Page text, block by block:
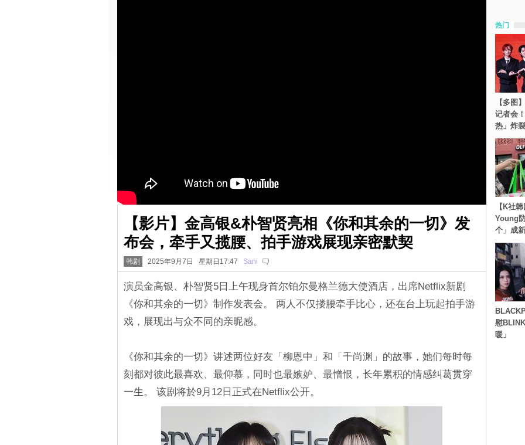
【影片】金高银&朴智贤亮相《你和其余的一切》发
布会，牵手又揽腰、拍手游戏展现亲密默契
韩剧 2025年9月7日 星期日17:47 Sani
演员金高银、朴智贤5日上午现身首尔铂尔曼格兰德大使酒店，出席Netflix新剧
《你和其余的一切》制作发表会。 两人不仅搂腰牵手比心，还在台上玩起拍手游
戏，展现出与众不同的亲昵感。
《你和其余的一切》讲述两位好友「柳恩中」和「千尚渊」的故事，她们每时每
刻都对彼此最喜欢、最仰慕，同时也最嫉妒、最憎恨，长年累积的情感纠葛贯穿
一生。 该剧将於9月12日正式在Netflix公开。
热门
【多图
记者会
热」炸
【K社
Young
个」成
慰
暖」